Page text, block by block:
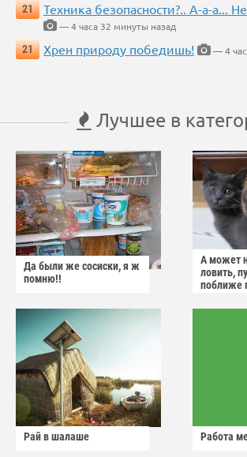
21
Техника безопасности?.. А-а-а...
— 4 часа 32 минуты назад
21
Хрен природу победишь! — 4
Лучшее в
Да были же сосиски, я ж
помню!!
А может
ловить,
поближе
Рай в шалаше Работа